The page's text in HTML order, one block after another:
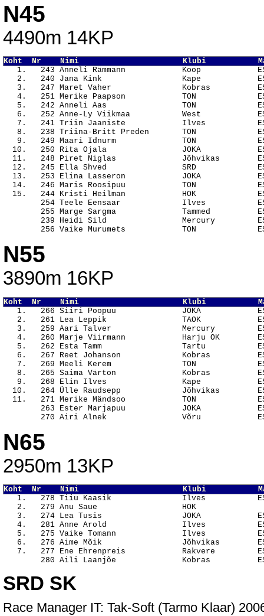
N45
4490m 14KP
Koht  Nr    Nimi                      Klubi
1.   243 Anneli Rämmann            Koop
2.   240 Jana Kink                 Kape
3.   247 Maret Vaher               Kobras
4.   251 Merike Paapson            TON
5.   242 Anneli Aas                TON
6.   252 Anne-Ly Viikmaa           West
7.   241 Triin Jaaniste            Ilves
8.   238 Triina-Britt Preden       TON
9.   249 Maari Idnurm              TON
10.   250 Rita Ojala                JOKA
11.   248 Piret Niglas              Jõhvikas
12.   245 Ella Shved                SRD
13.   253 Elina Lasseron            JOKA
14.   246 Maris Roosipuu            TON
15.   244 Kristi Heilman            HOK
254 Teele Eensaar             Ilves
255 Marge Sargma              Tammed
239 Heidi Sild                Mercury
N55
3890m 16KP
Koht  Nr    Nimi                      Klubi
1.   266 Siiri Poopuu              JOKA
2.   261 Lea Leppik                TAOK
3.   259 Aari Talver               Mercury
4.   260 Marje Viirmann            Harju OK
5.   262 Esta Tamm                 Tartu
6.   267 Reet Johanson             Kobras
7.   269 Meeli Kerem               TON
8.   265 Saima Värton              Kobras
9.   268 Elin Ilves                Kape
10.   264 Ülle Raudsepp             Jõhvikas
11.   271 Merike Mändsoo            TON
263 Ester Marjapuu            JOKA
N65
2950m 13KP
Koht  Nr    Nimi                      Klubi
1.   278 Tiiu Kaasik               Ilves
2.   279 Anu Saue                  HOK
3.   274 Lea Tusis                 JOKA
4.   281 Anne Arold                Ilves
5.   275 Vaike Tomann              Ilves
6.   276 Aime Mõik                 Jõhvikas
7.   277 Ene Ehrenpreis            Rakvere
SRD SK
Race Manager IT: Tak-Soft (Tarmo Klaar)